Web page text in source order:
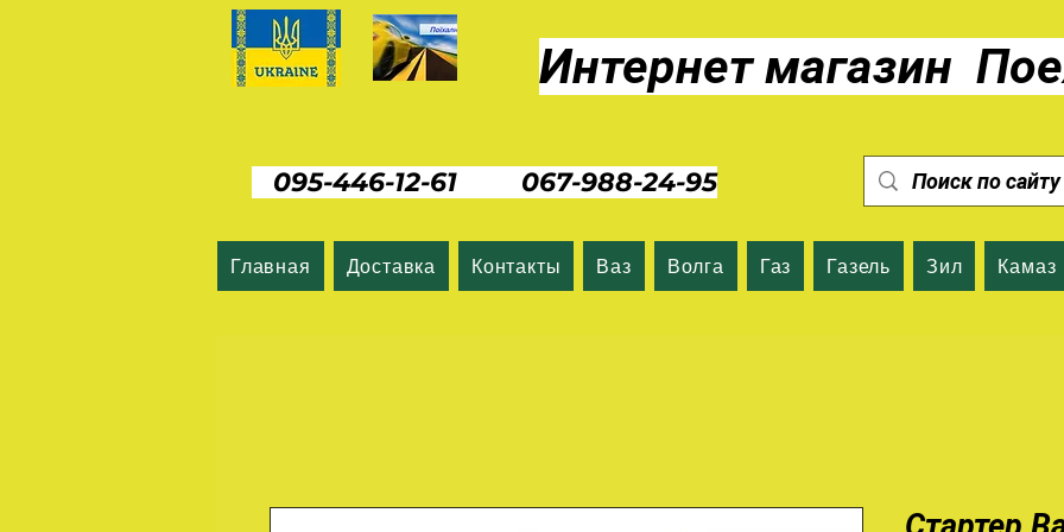
Интернет магазин
095-446-12-61 067-988-24-95
Главная Доставка Контакты Ваз Волга Газ Газель Зил Камаз